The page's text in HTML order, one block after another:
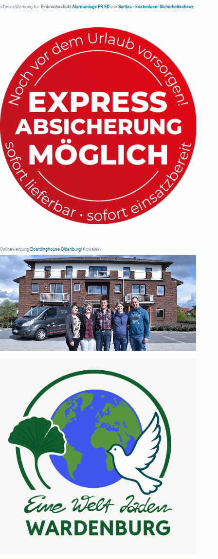
#OnlineWerbung für Einbruchschutz Alarmanlage FR.ED von Suritec • kostenloser Sicherheitscheck
Onlinewerbung Boardinghouse Oldenburg | Kowalski